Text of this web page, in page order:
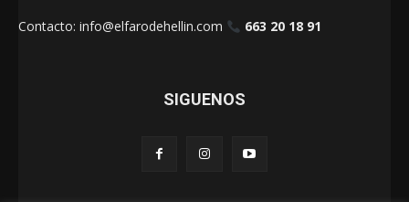
Contacto: info@elfarodehellin.com 663 20 18 91
SIGUENOS